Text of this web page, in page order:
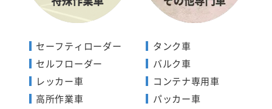
セーフティローダー
セルフローダー
レッカー車
高所作業車
タンク車
バルク車
コンテナ専用車
パッカー車